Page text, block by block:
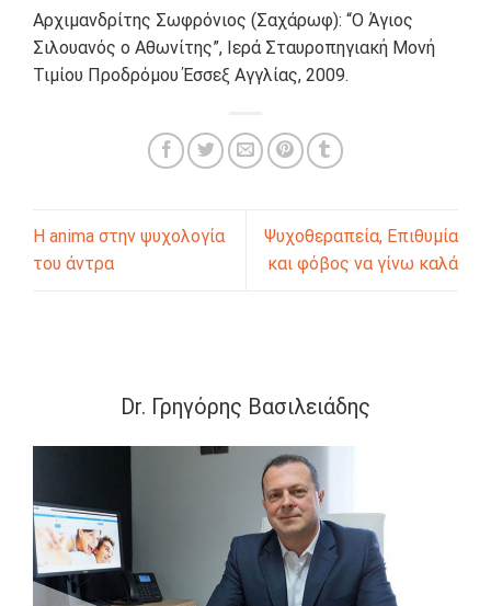
Αρχιμανδρίτης Σωφρόνιος (Σαχάρωφ): “Ο Άγιος
Σιλουανός ο Αθωνίτης”, Ιερά Σταυροπηγιακή Μονή
Τιμίου Προδρόμου Έσσεξ Αγγλίας, 2009.
Η anima στην ψυχολογία
του άντρα
Ψυχοθεραπεία, Επιθυμία
και φόβος να γίνω καλά
Dr. Γρηγόρης Βασιλειάδης